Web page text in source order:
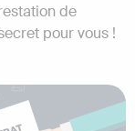
de
pour vous !